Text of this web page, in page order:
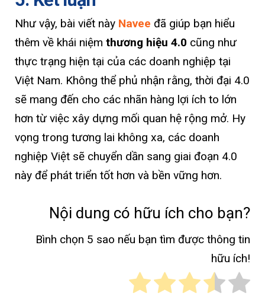
Như vậy, bài viết này Navee đã giúp bạn hiểu
thêm về khái niệm thương hiệu 4.0 cũng như
thực trạng hiện tại của các doanh nghiệp tại
Việt Nam. Không thể phủ nhận rằng, thời đại 4.0
sẽ mang đến cho các nhãn hàng lợi ích to lớn
hơn từ việc xây dựng mối quan hệ rộng mở. Hy
vọng trong tương lai không xa, các doanh
nghiệp Việt sẽ chuyển dần sang giai đoạn 4.0
này để phát triển tốt hơn và bền vững hơn.
Nội dung có hữu ích cho bạn?
Bình chọn 5 sao nếu bạn tìm được thông tin
hữu ích!